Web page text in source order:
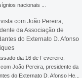
nacionais ...
com João Pereira,
da Associação de
do Externato D. Afonso
dia 16 de Fevereiro,
João Pereira, presidente da
do Externato D. Afonso He...